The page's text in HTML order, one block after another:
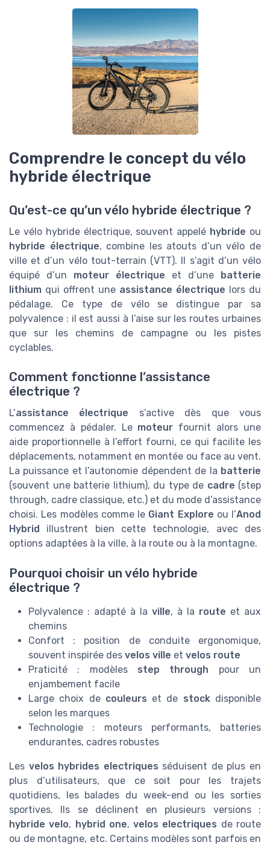
Comprendre le concept du vélo
hybride électrique
Qu’est-ce qu’un vélo hybride électrique ?
Le vélo hybride électrique, souvent appelé hybride ou
hybride électrique, combine les atouts d’un vélo de
ville et d’un vélo tout-terrain (VTT). Il s’agit d’un vélo
équipé d’un moteur électrique et d’une
batterie
lithium qui offrent une assistance électrique lors du
pédalage. Ce type de vélo se distingue par sa
polyvalence : il est aussi à l’aise sur les routes urbaines
que sur les chemins de campagne ou les pistes
cyclables.
Comment fonctionne l’assistance
électrique ?
L’assistance électrique s’active dès que vous
commencez à pédaler. Le moteur fournit alors une
aide proportionnelle à l’effort fourni, ce qui facilite les
déplacements, notamment en montée ou face au vent.
La puissance et l’autonomie dépendent de la batterie
(souvent une batterie lithium), du type de cadre (step
through, cadre classique, etc.) et du mode d’assistance
choisi. Les modèles comme le Giant Explore ou l’Anod
Hybrid
illustrent bien cette technologie, avec des
options adaptées à la ville, à la route ou à la montagne.
Pourquoi choisir un vélo hybride
électrique ?
Polyvalence : adapté à la ville, à la route et aux
chemins
Confort : position de conduite ergonomique,
souvent inspirée des velos ville et velos route
Praticité : modèles step through pour un
enjambement facile
Large choix de couleurs et de stockdisponible
selon les marques
Technologie : moteurs performants, batteries
endurantes, cadres robustes
Les velos hybrides electriques séduisent de plus en
plus d’utilisateurs, que ce soit pour les trajets
quotidiens, les balades du week-end ou les sorties
sportives. Ils se déclinent en plusieurs versions :
hybride velo, hybrid one,velos electriques de route
ou de montagne, etc. Certains modèles sont parfois en